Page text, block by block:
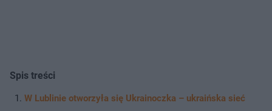
Spis treści
W Lublinie otworzyła się Ukrainoczka – ukraińska sieć